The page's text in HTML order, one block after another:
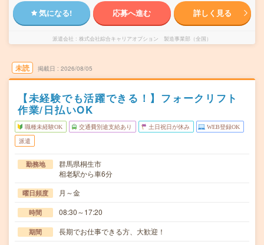
気になる! 応募へ進む 詳しく見る
派遣会社 株式会社綜合キャリアオプション 製造事業部（全国）
未読 掲載日 2026/08/05
【未経験でも活躍できる！】フォークリフト
作業/日払いOK
職種未経験OK 交通費別途支給あり 土日祝日が休み WEB登録OK
派遣
勤務地
群馬県桐生市
相老駅から車6分
曜日頻度 月～金
時間 08:30～17:20
期間 長期でお仕事できる方、大歓迎！